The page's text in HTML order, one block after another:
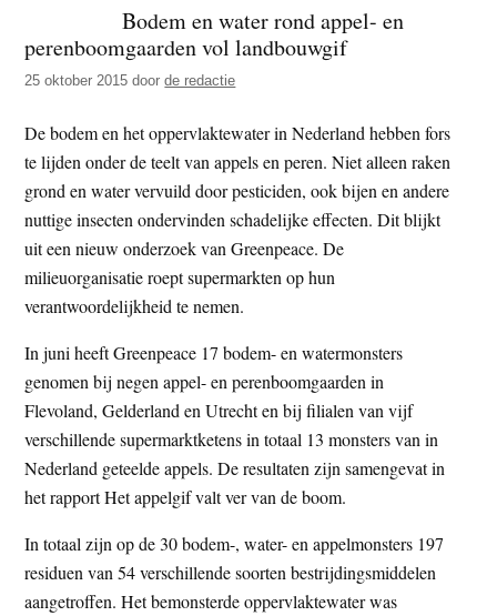
z
e
i
t
e
n
d
z
e
s
i
t
e
Bodem en water rond appel- en
perenboomgaarden vol landbouwgif
25 oktober 2015 doorde redactie
De bodem en het oppervlaktewater in Nederland hebben fors
te lijden onder de teelt van appels en peren. Niet alleen raken
grond en water vervuild door pesticiden, ook bijen en andere
nuttige insecten ondervinden schadelijke effecten. Dit blijkt
uit een nieuw onderzoek van Greenpeace. De
milieuorganisatie roept supermarkten op hun
verantwoordelijkheid te nemen.
In juni heeft Greenpeace 17 bodem- en watermonsters
genomen bij negen appel- en perenboomgaarden in
Flevoland, Gelderland en Utrecht en bij filialen van vijf
verschillende supermarktketens in totaal 13 monsters van in
Nederland geteelde appels. De resultaten zijn samengevat in
het rapport Het appelgif valt ver van de boom.
In totaal zijn op de 30 bodem-, water- en appelmonsters 197
residuen van 54 verschillende soorten bestrijdingsmiddelen
aangetroffen. Het bemonsterde oppervlaktewater was